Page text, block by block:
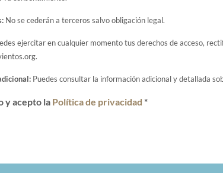
No se cederán a terceros salvo obligación legal.
ejercitar en cualquier momento tus derechos de acceso,
Puedes consultar la información adicional y detallada
y acepto la Política de privacidad *